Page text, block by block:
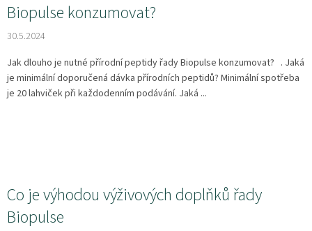
Biopulse konzumovat?
30.5.2024
Jak dlouho je nutné přírodní peptidy řady Biopulse konzumovat? . Jaká
je minimální doporučená dávka přírodních peptidů? Minimální spotřeba
je 20 lahviček při každodenním podávání. Jaká ...
Co je výhodou výživových doplňků řady
Biopulse